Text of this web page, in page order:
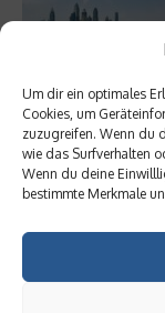
Um dir ein optimales
Cookies, um
zuzugreifen. Wenn du
wie das Surfverhalten
Wenn du deine
bestimmte Merkmale